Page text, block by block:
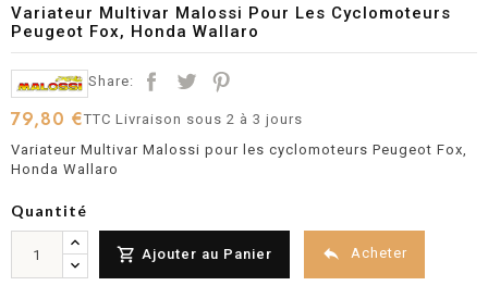
Variateur Multivar Malossi Pour Les Cyclomoteurs
Peugeot Fox, Honda Wallaro
Share:
79,80 €TTC Livraison sous 2 à 3 jours
Variateur Multivar Malossi pour les cyclomoteurs Peugeot Fox,
Honda Wallaro
Quantité
 Ajouter au Panier  Acheter